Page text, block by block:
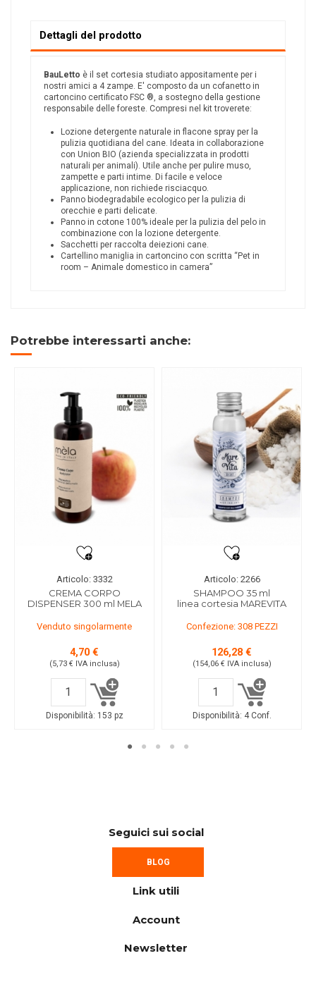
Dettagli del prodotto
BauLetto è il set cortesia studiato appositamente per i
nostri amici a 4 zampe. E' composto da un cofanetto in
cartoncino certificato FSC ®, a sostegno della gestione
responsabile delle foreste. Compresi nel kit troverete:
Lozione detergente naturale in flacone spray per la
pulizia quotidiana del cane. Ideata in collaborazione
con Union BIO (azienda specializzata in prodotti
naturali per animali). Utile anche per pulire muso,
zampette e parti intime. Di facile e veloce
applicazione, non richiede risciacquo.
Panno biodegradabile ecologico per la pulizia di
orecchie e parti delicate.
Panno in cotone 100% ideale per la pulizia del pelo in
combinazione con la lozione detergente.
Sacchetti per raccolta deiezioni cane.
Cartellino maniglia in cartoncino con scritta “Pet in
room – Animale domestico in camera”
Potrebbe interessarti anche:
Articolo: 3332
CREMA CORPO
DISPENSER 300 ml MELA
Venduto singolarmente
4,70 €
(5,73 € IVA inclusa)
Disponibilità: 153 pz
Articolo: 2266
SHAMPOO 35 ml
linea cortesia MAREVITA
Confezione: 308 PEZZI
126,28 €
(154,06 € IVA inclusa)
Disponibilità: 4 Conf.
Seguici sui social
BLOG
Link utili
Account
Newsletter